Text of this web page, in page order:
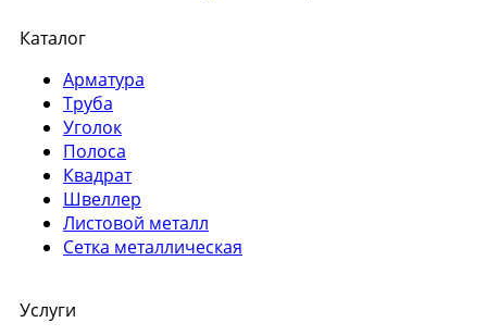
Каталог
Арматура
Труба
Уголок
Полоса
Квадрат
Швеллер
Листовой металл
Сетка металлическая
Услуги